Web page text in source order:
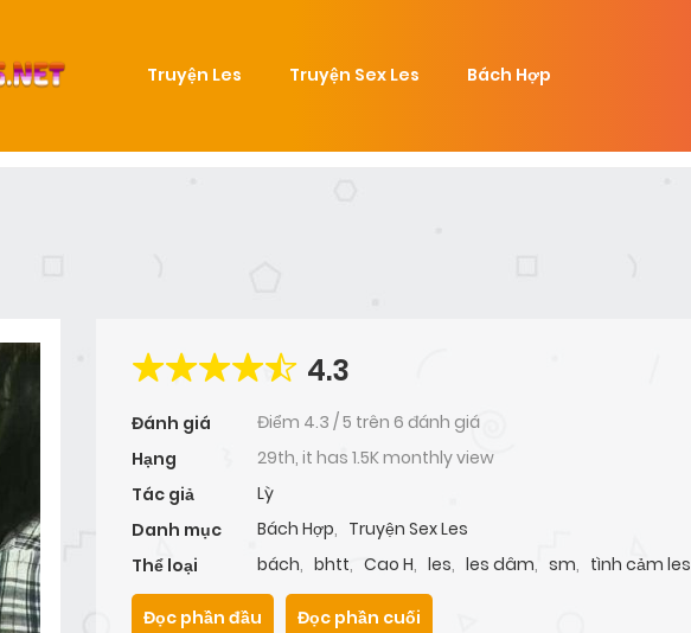
Truyện Les Truyện Sex Les Bách Hợp
4.3
Đánh giá Điểm 4.3 /5 trên 6 đánh giá
Hạng
29th, it has 1.5K monthly view
Tác giả
Lỳ
Danh mục
Bách Hợp, Truyện Sex Les
Thể loại
bách, bhtt, Cao H, les, les dâm, sm, tình cảm les
Đọc phần đầu Đọc phần cuối